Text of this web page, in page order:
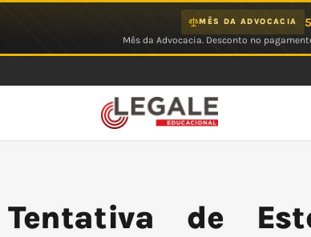
MÊS DA ADVOCACIA
Mês da Advocacia. Desconto no
Tentativa de